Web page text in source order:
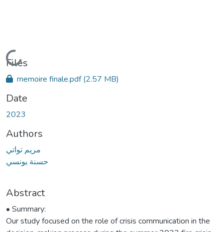
Loading...
Files
memoire finale.pdf(2.57 MB)
Date
2023
Authors
مريم تواتي
حسنة يونسي
Abstract
• Summary:
Our study focused on the role of crisis communication in the